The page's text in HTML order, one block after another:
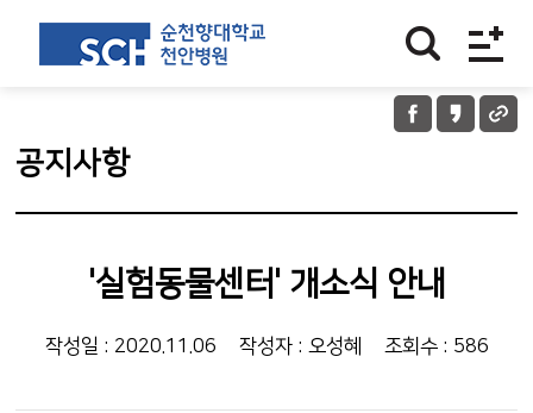
공지사항
'실험동물센터' 개소식 안내
작성일 : 2020.11.06 작성자 : 오성혜 조회수 : 586